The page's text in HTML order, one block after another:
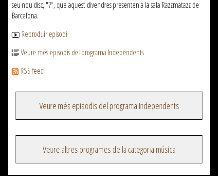
seu nou disc, "7", que aquest divendres presenten a la sala Razzmatazz de
Barcelona.
Reproduir episodi
Veure més episodis del programa Independents
RSS feed
Veure més episodis del programa Independents
Veure altres programes de la categoria música